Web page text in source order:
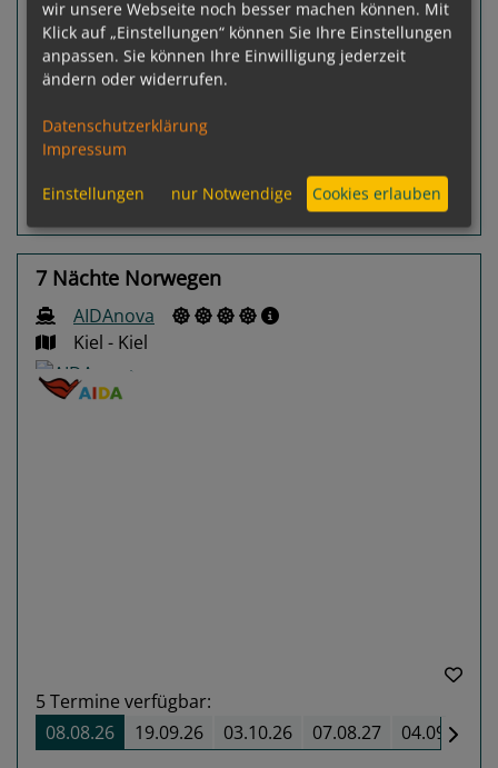
Gewählter Termin:
08.08.2026 - 13.08.2026
p. P.ab€ 1.143,-
Routeninfos Terminübersicht
7 Nächte Norwegen
AIDAnova
Kiel - Kiel
5Termine verfügbar:
08.08.26
19.09.26 03.10.26 07.08.27 04.09.27
wir unsere Webseite noch besser machen können. Mit
Klick auf „Einstellungen“ können Sie Ihre Einstellungen
anpassen. Sie können Ihre Einwilligung jederzeit
ändern oder widerrufen.
Datenschutzerklärung
Impressum
Einstellungen nur Notwendige Cookies erlauben